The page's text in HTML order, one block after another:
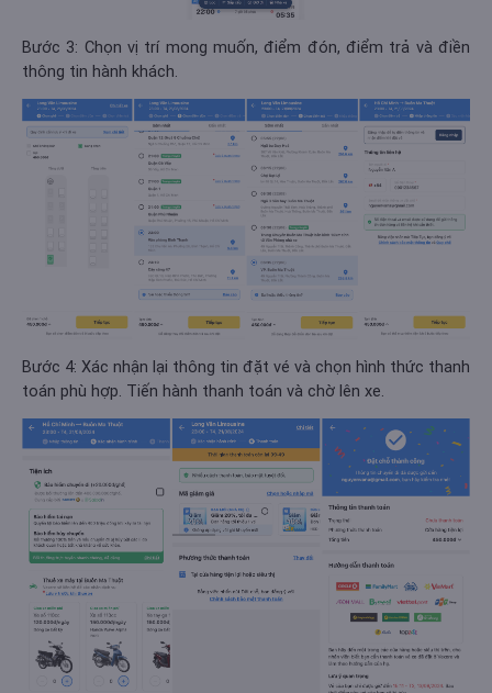
Bước 3: Chọn vị trí mong muốn, điểm đón, điểm trả và điền
thông tin hành khách.
Bước 4: Xác nhận lại thông tin đặt vé và chọn hình thức thanh
toán phù hợp. Tiến hành thanh toán và chờ lên xe.